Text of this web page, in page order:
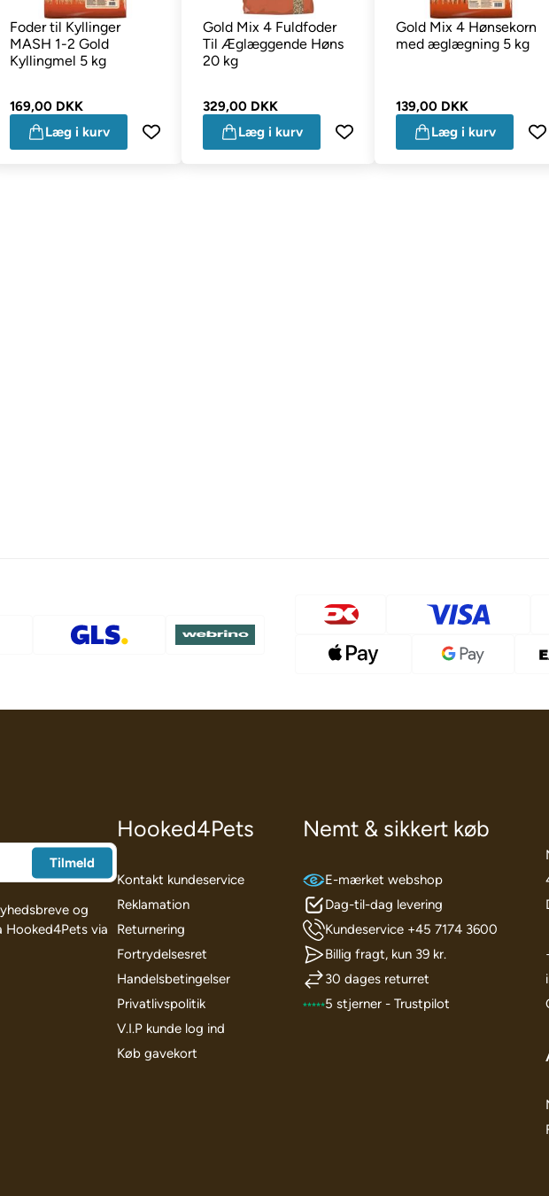
Foder til Kyllinger
MASH 1-2 Gold
Kyllingmel 5 kg
169,00 DKK
Læg i kurv
Gold Mix 4 Fuldfoder
Til Æglæggende Høns
20 kg
329,00 DKK
Læg i kurv
Gold Mix 4 Hønsekorn
med æglægning 5 kg
139,00 DKK
Læg i kurv
og
via
Hooked4Pets
Kontakt kundeservice
Reklamation
Returnering
Fortrydelsesret
Handelsbetingelser
Privatlivspolitik
V.I.P kunde log ind
Køb gavekort
Nemt & sikkert køb
E-mærket webshop
Dag-til-dag levering
Kundeservice +45 7174 3600
Billig fragt, kun 39 kr.
30 dages returret
5 stjerner - Trustpilot